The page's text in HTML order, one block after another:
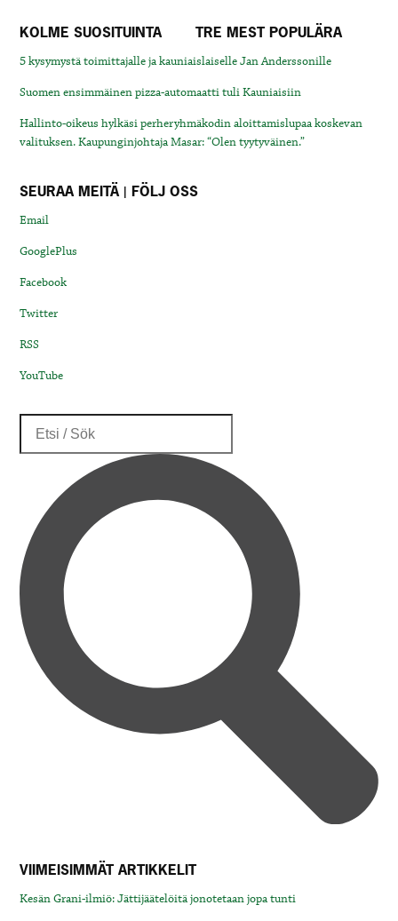
KOLME SUOSITUINTA TRE MEST POPULÄRA
5 kysymystä toimittajalle ja kauniaislaiselle Jan Anderssonille
Suomen ensimmäinen pizza-automaatti tuli Kauniaisiin
Hallinto-oikeus hylkäsi perheryhmäkodin aloittamislupaa koskevan
valituksen. Kaupunginjohtaja Masar: “Olen tyytyväinen.”
SEURAA MEITÄ | FÖLJ OSS
Email
GooglePlus
Facebook
Twitter
RSS
YouTube
VIIMEISIMMÄT ARTIKKELIT
Kesän Grani-ilmiö: Jättijäätelöitä jonotetaan jopa tunti